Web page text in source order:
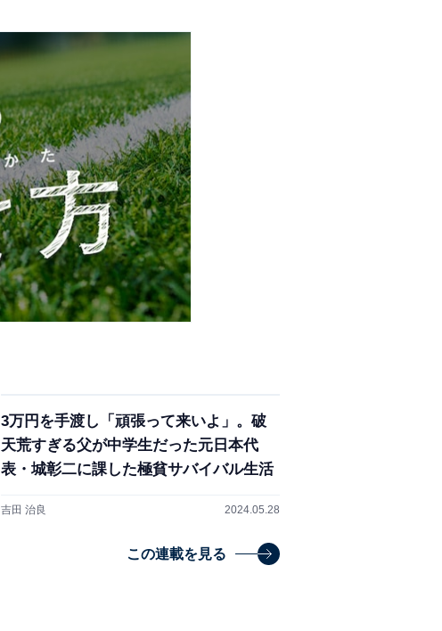
3万円を手渡し「頑張って来いよ」。破
天荒すぎる父が中学生だった元日本代
表・城彰二に課した極貧サバイバル生活
吉田 治良 2024.05.28
この連載を見る